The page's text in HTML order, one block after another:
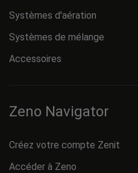
Systèmes d'aération
Systèmes de mélange
Accessoires
Zeno Navigator
Créez votre compte Zenit
Accéder à Zeno